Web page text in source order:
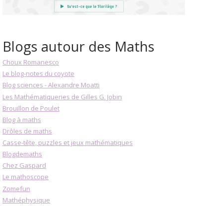
Blogs autour des Maths
Choux Romanesco
Le blog-notes du coyote
Blog sciences - Alexandre Moatti
Les Mathématiqueries de Gilles G. Jobin
Brouillon de Poulet
Blog à maths
Drôles de maths
Casse-tête, puzzles et jeux mathématiques
Blogdemaths
Chez Gaspard
Le mathoscope
Zomefun
Mathéphysique